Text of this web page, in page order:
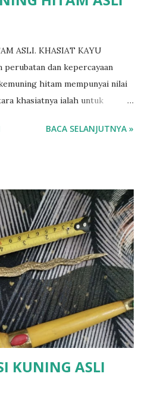
ASLI. KHASIAT KAYU
dan kepercayaan
hitam mempunyai nilai
khasiatnya ialah untuk
tersebut terus pada tempat
luka. Kemuning hitam juga
masalah perut yang
seperti cirit birit, senak dan
: 1 . Penenang & Penerang
Penolak sihir / ilmu hitam 4.
5. Penawar mabuk / racun 6.
: Demam panas, kencing manis,
sakit dalam mulut, mata kabur,
susah b...
BACA SELANJUTNYA »
KUNING ASLI